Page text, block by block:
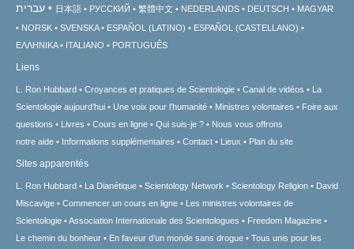
עברית 日本語 РУССКИЙ 繁體中文 NEDERLANDS DEUTSCH
MAGYAR
NORSK
SVENSKA ESPAÑOL (LATINO)
ESPAÑOL (CASTELLANO)
ΕΛΛΗΝΙΚA
ITALIANO PORTUGUÊS
Liens
L. Ron Hubbard Croyances et pratiques de Scientologie Canal de vidéos
La
Scientologie aujourd’hui
Une voix pour l’humanité Ministres volontaires
Foire aux
questions
Livres Cours en ligne Qui suis-je ?
Nous vous offrons
notre aide
Informations supplémentaires Contact Lieux Plan du site
Sites apparentés
L. Ron Hubbard La Dianétique Scientology Network Scientology Religion
David
Miscavige
Commencer un cours en ligne
Les ministres volontaires de
Scientologie
Association Internationale des Scientologues
Freedom Magazine
Le chemin du bonheur
En faveur d’un monde sans drogue Tous unis pour les